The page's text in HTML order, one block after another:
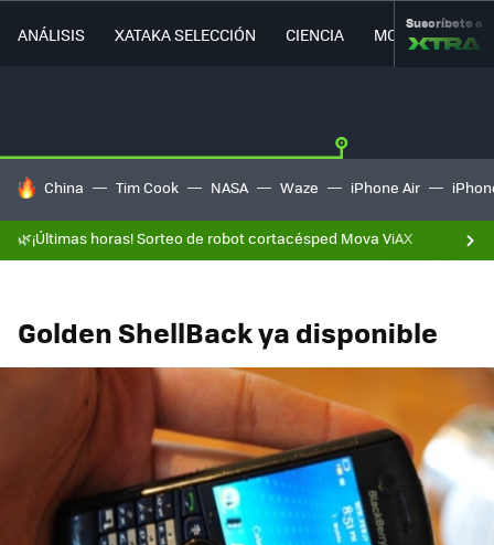
ANÁLISIS XATAKA SELECCIÓN CIENCIA MOVILIDAD
Suscríbete a
HOY SE HABLA DE
China Tim Cook NASA Waze iPhone Air
🌿¡Últimas horas! Sorteo de robot cortacésped Mova ViAX
Golden ShellBack ya disponible